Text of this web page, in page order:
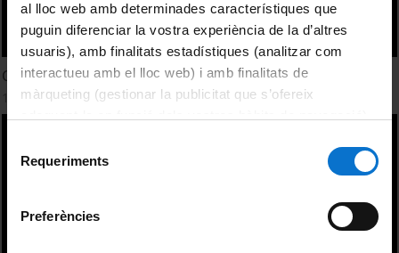
al lloc web amb determinades característiques que
puguin diferenciar la vostra experiència de la d’altres
usuaris), amb finalitats estadístiques (analitzar com
interactueu amb el lloc web) i amb finalitats de
màrqueting (gestionar la publicitat que s’ofereix
consultar laPolítica de galetes del lloc web de la
Requeriments
Preferències
Campamento romano de Escipión
1 febrer, 2010